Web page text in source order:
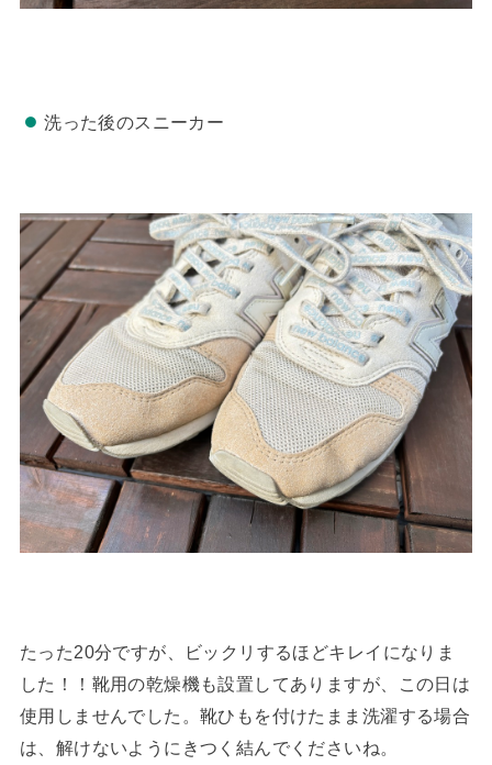
洗った後のスニーカー
たった20分ですが、ビックリするほどキレイになりま
した！！靴用の乾燥機も設置してありますが、この日は
使用しませんでした。靴ひもを付けたまま洗濯する場合
は、解けないようにきつく結んでくださいね。